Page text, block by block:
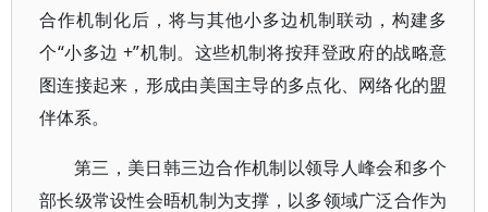
合作机制化后，将与其他小多边机制联动，构建多
个“小多边 +”机制。这些机制将按拜登政府的战略意
图连接起来，形成由美国主导的多点化、网络化的盟
伴体系。
第三，美日韩三边合作机制以领导人峰会和多个
部长级常设性会晤机制为支撑，以多领域广泛合作为